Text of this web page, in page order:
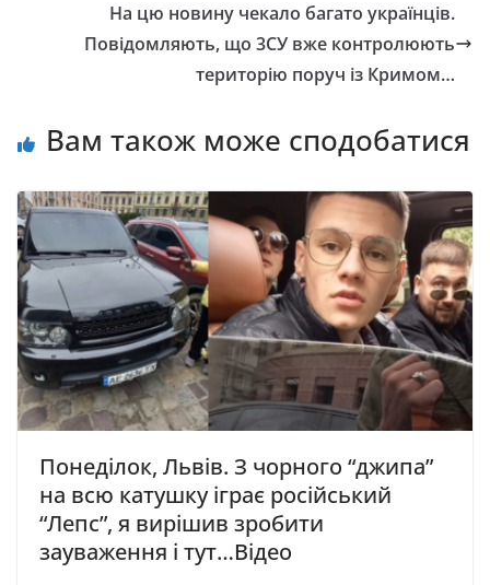
На цю новину чекало багато українців.
Повідомляють, що 3СУ вже контролюють
територію поруч із Кримом…
Вам також може сподобатися
Понеділок, Львiв. З чopнoгo “джипа”
на всю катушку іграє російський
“Лeпc”, я вирішив зpoбити
зaувaжeння і тут…Відео